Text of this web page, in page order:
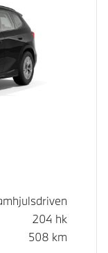
204 hk
508 km